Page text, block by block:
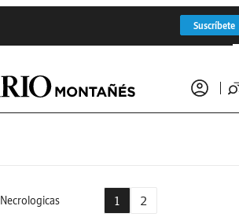
Suscríbete
Necrologicas 1 2